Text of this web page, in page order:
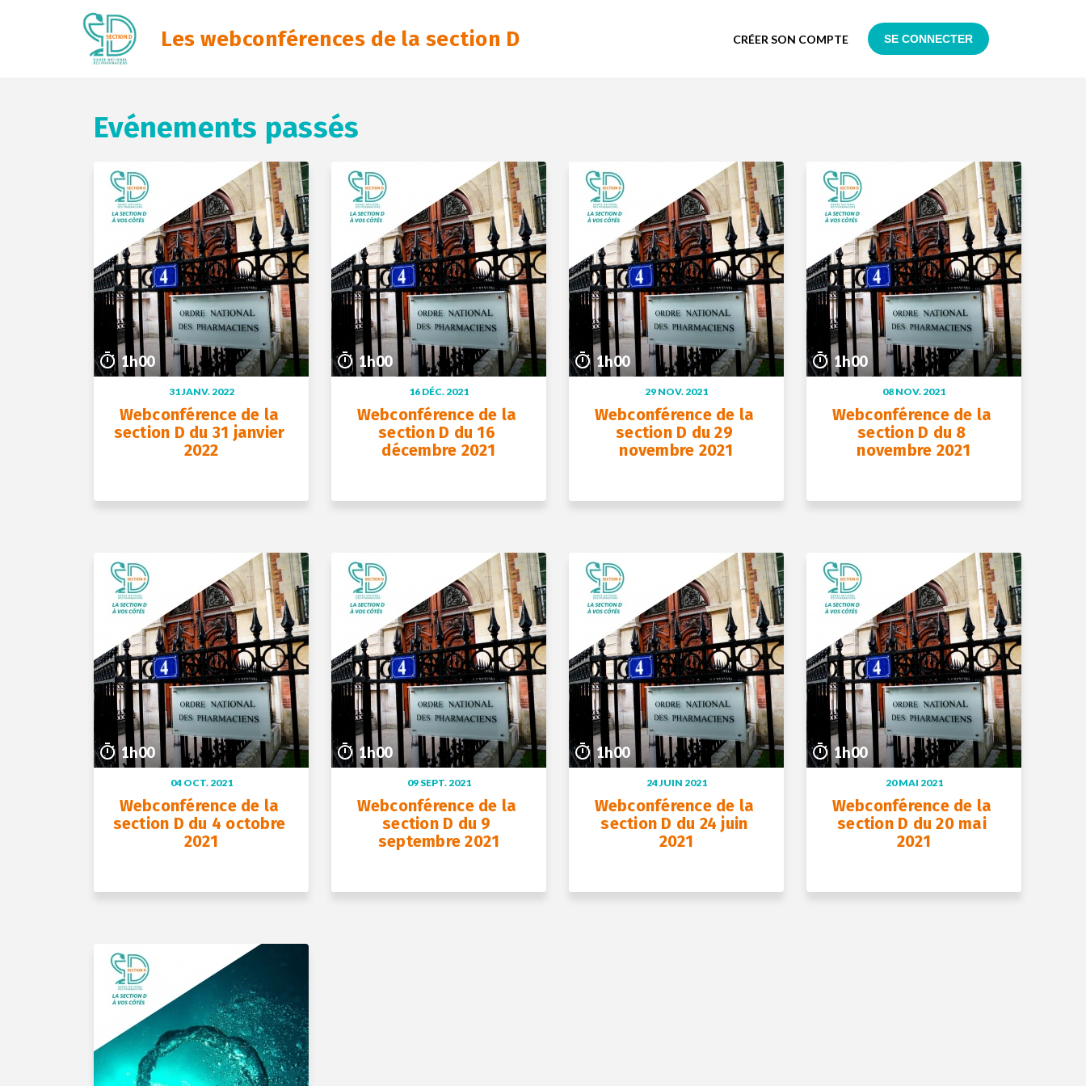
Les webconférences de la section D CRÉER SON COMPTE SE CONNECTER
Evénements passés
1h00
31 JANV. 2022
Webconférence de la
section D du 31 janvier
2022
31 janv. 2022
1h00
1h00
16 DÉC. 2021
Webconférence de la
section D du 16
décembre 2021
16 déc. 2021
1h00
1h00
29 NOV. 2021
Webconférence de la
section D du 29
novembre 2021
29 nov. 2021
1h00
1h00
08 NOV. 2021
Webconférence de la
section D du 8
novembre 2021
08 nov. 2021
1h00
1h00
04 OCT. 2021
Webconférence de la
section D du 4 octobre
2021
04 oct. 2021
1h00
1h00
09 SEPT. 2021
Webconférence de la
section D du 9
septembre 2021
1h00
24 JUIN 2021
Webconférence de la
section D du 24 juin
2021
1h00
20 MAI 2021
Webconférence de la
section D du 20 mai
2021